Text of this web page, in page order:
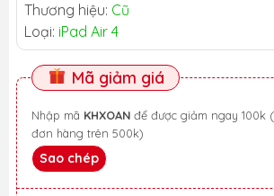
Thương hiệu: Cũ
Loại: iPad Air 4
Mã giảm giá
Nhập mã KHXOAN
đơn hàng trên 500k)
Sao chép